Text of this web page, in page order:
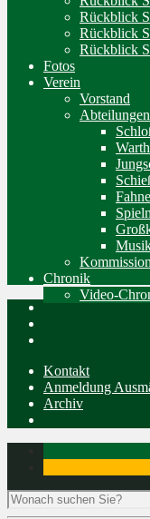
Rückblick
Rückblick
Rückblick
Fotos
Verein
Vorstand
Abteilungen
Chronik
Video-
Kontakt
Anmeldung
Archiv